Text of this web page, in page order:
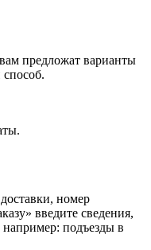
предложат варианты
номер
введите сведения,
например: подъезды в